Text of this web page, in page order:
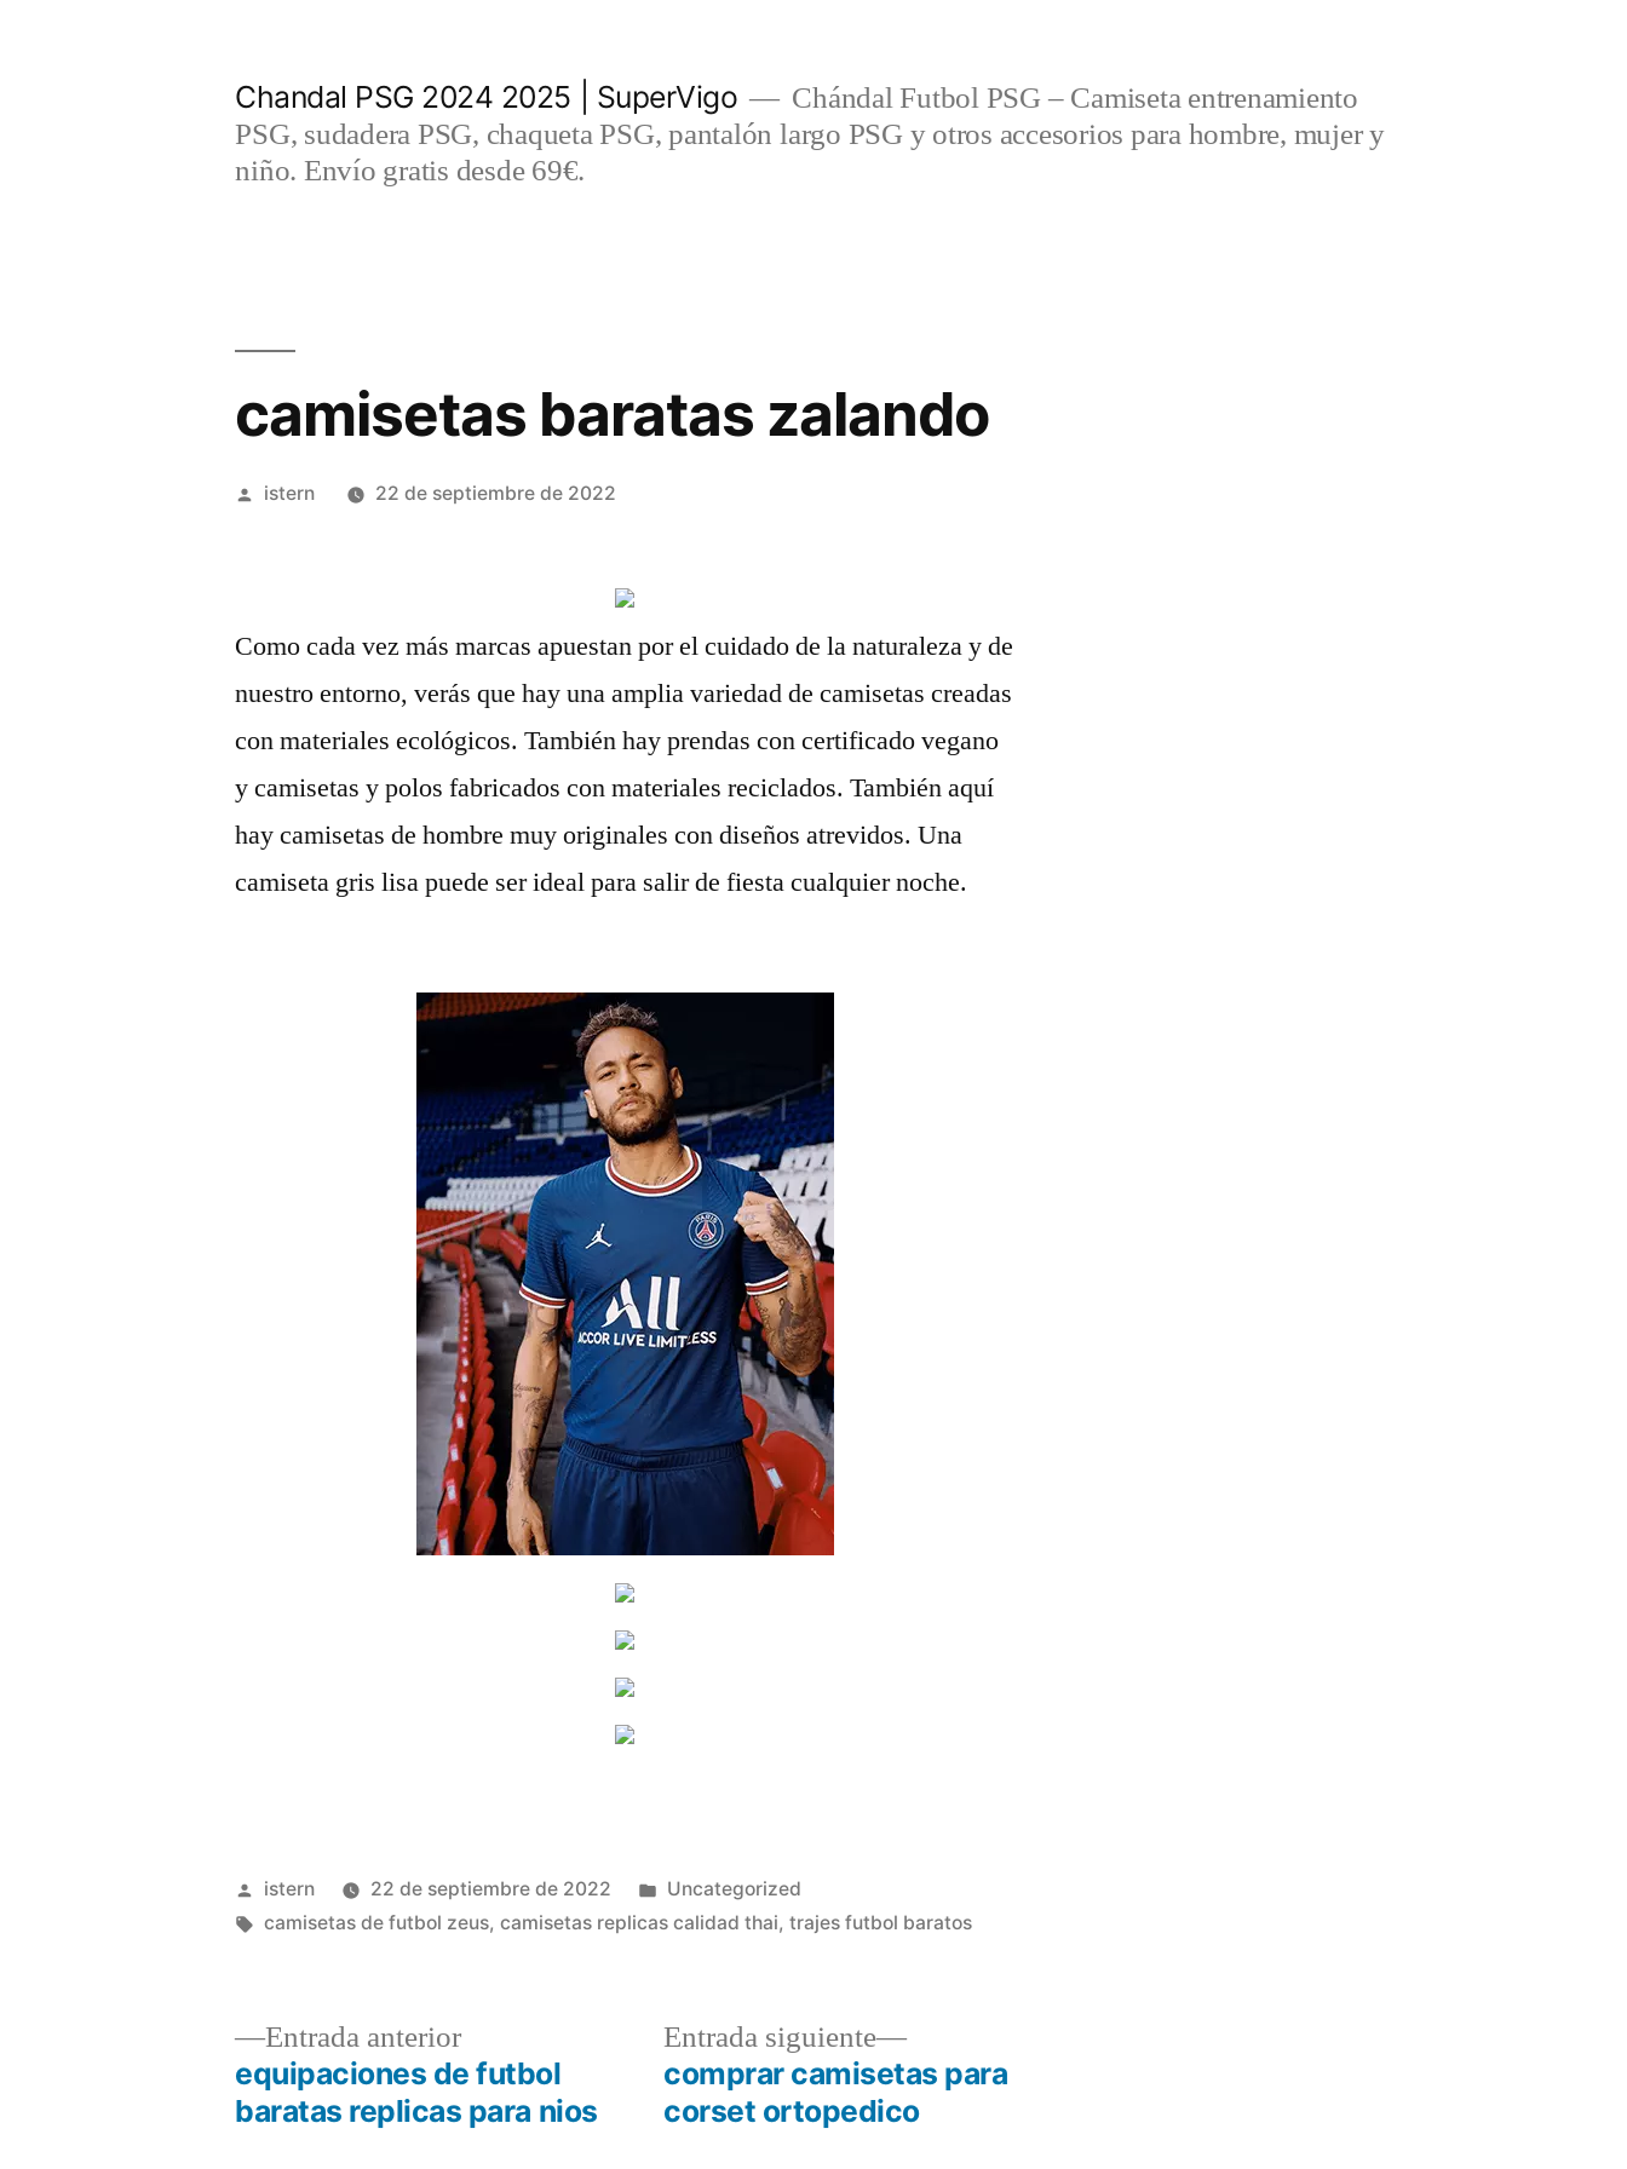
Chandal PSG 2024 2025 | SuperVigo
Chándal Futbol PSG – Camiseta entrenamiento
PSG, sudadera PSG, chaqueta PSG, pantalón largo PSG y otros accesorios para hombre, mujer y
niño. Envío gratis desde 69€.
camisetas baratas zalando
Publicado
istern 22 de septiembre de 2022
Como cada vez más marcas apuestan por el cuidado de la naturaleza y de
nuestro entorno, verás que hay una amplia variedad de camisetas creadas
con materiales ecológicos. También hay prendas con certificado vegano
y camisetas y polos fabricados con materiales reciclados. También aquí
hay camisetas de hombre muy originales con diseños atrevidos. Una
camiseta gris lisa puede ser ideal para salir de fiesta cualquier noche.
Publicado
por
istern 22 de septiembre de 2022
Publicado
en
Uncategorized
Etiquetas:
camisetas de futbol zeus,camisetas replicas calidad thai,trajes futbol baratos
Navegación
Entrada anteriorEntrada
anterior:
equipaciones de futbol
baratas replicas para nios
Entrada siguiente
Entrada
siguiente:
comprar camisetas para
corset ortopedico